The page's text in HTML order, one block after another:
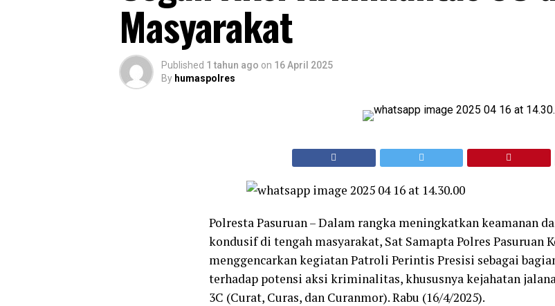
Masyarakat
Published 1 tahun ago on 16 April 2025
By humaspolres
Polresta Pasuruan – Dalam rangka meningkatkan keamanan
kondusif di tengah masyarakat, Sat Samapta Polres Pasuruan
menggencarkan kegiatan Patroli Perintis Presisi sebagai
terhadap potensi aksi kriminalitas, khususnya kejahatan
3C (Curat, Curas, dan Curanmor). Rabu (16/4/2025).